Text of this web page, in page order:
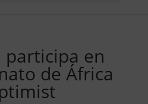
en
de África